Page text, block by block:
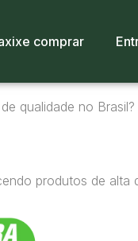
comprar
de qualidade no
produtos de alta